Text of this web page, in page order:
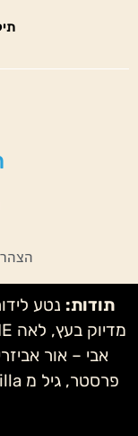
תודות:
אבי – אור